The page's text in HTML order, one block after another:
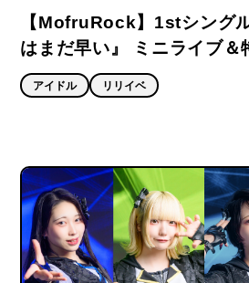
【MofruRock】1stシング
はまだ早い』 ミニライブ＆
アイドル リリイベ